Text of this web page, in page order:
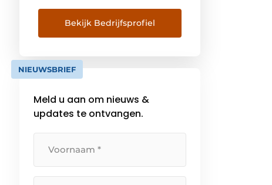
lijmen en kitten zijn we in staat
producten te creëren die
vernieuwend, effectief en steeds
zijn. Op alle vlakken de hoogste
kwaliteit bieden, is wat ons drijft.
Bekijk Bedrijfsprofiel
NIEUWSBRIEF
Meld u aan om nieuws &
updates te ontvangen.